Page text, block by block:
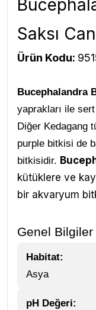
Saksı
Ürün Kodu:
Bucephalandra
yaprakları ile
Diğer Kedagang
purple bitkisi de
bitkisidir.
kütüklere ve
bir akvaryum
Genel Bilgiler
Habitat:
Asya
pH Değeri: